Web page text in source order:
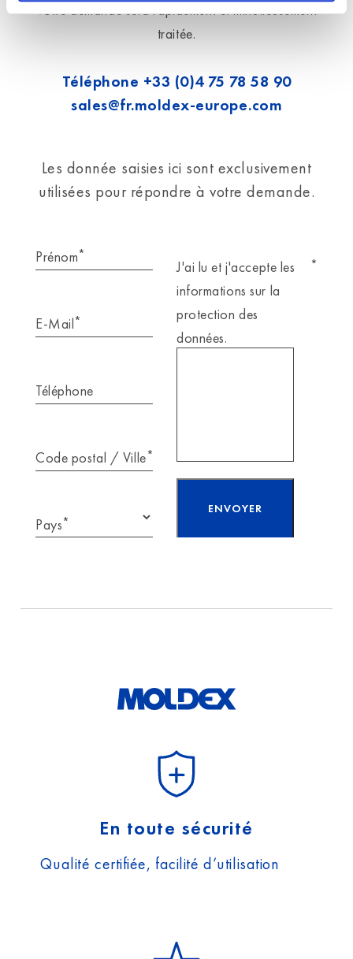
Votre demande sera rapidement et minutieusement
traitée.
Téléphone +33 (0)4 75 78 58 90
sales@fr.moldex-europe.com
Les donnée saisies ici sont exclusivement
utilisées pour répondre à votre demande.
Prénom*
E-Mail*
Téléphone
Code postal / Ville*
Pays*
J'ai lu et j'accepte les
informations sur la
protection des
données.
*
En toute sécurité
Qualité certifiée, facilité d’utilisation